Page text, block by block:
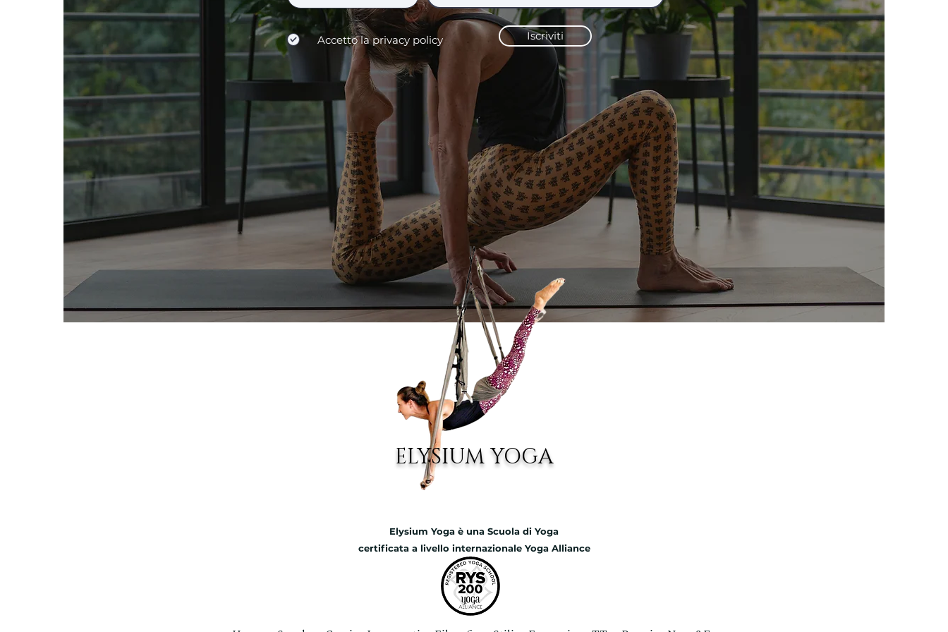
Accetto la privacy policy Iscriviti
ELYSIUM YOGA
Elysium Yoga è una Scuola di Yoga
certificata a livello internazionale Yoga Alliance